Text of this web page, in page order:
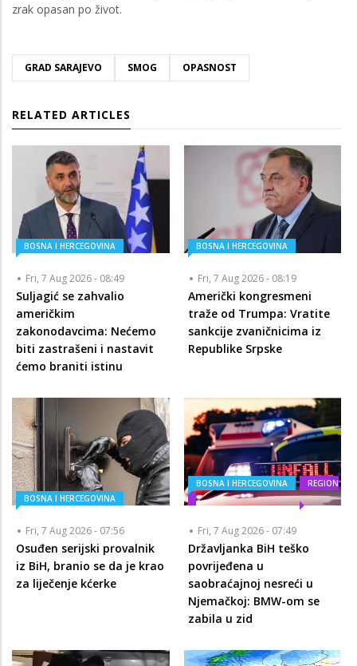
zrak opasan po život.
GRAD SARAJEVO SMOG OPASNOST
RELATED ARTICLES
BOSNA I HERCEGOVINA
Fri, 7 Aug 2026 - 08:49
Suljagić se zahvalio
američkim
zakonodavcima: Nećemo
biti zastrašeni i nastavit
ćemo braniti istinu
BOSNA I HERCEGOVINA
Fri, 7 Aug 2026 - 08:19
Američki kongresmeni
traže od Trumpa: Vratite
sankcije zvaničnicima iz
Republike Srpske
BOSNA I HERCEGOVINA
Fri, 7 Aug 2026 - 07:56
Osuđen serijski provalnik
iz BiH, branio se da je krao
za liječenje kćerke
BOSNA I HERCEGOVINA REGION
Fri, 7 Aug 2026 - 07:49
Državljanka BiH teško
povrijeđena u
saobraćajnoj nesreći u
Njemačkoj: BMW-om se
zabila u zid